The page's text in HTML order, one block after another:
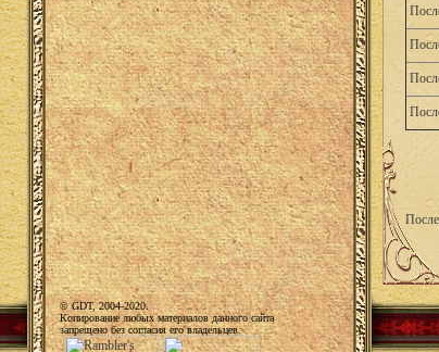
© GDT, 2004-2020.
Копирование любых материалов данного сайта
запрещено без согласия его владельцев.